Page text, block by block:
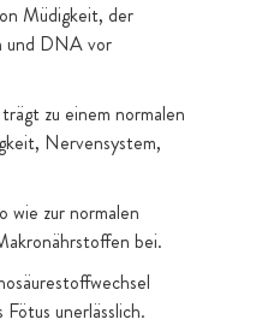
Müdigkeit, der
und DNA vor
zu einem normalen
Nervensystem,
wie zur normalen
bei.
unerlässlich.